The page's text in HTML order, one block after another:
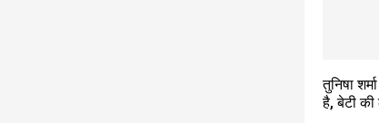
तुनिषा
है, बेटी